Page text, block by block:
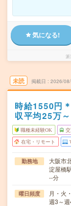
気になる!
派
未読 掲載日 2026/
時給1550円
収平均25万
職種未経験OK
在宅・リモート
勤務地
大阪市
淀屋橋
--分
曜日頻度
月・火
週3～